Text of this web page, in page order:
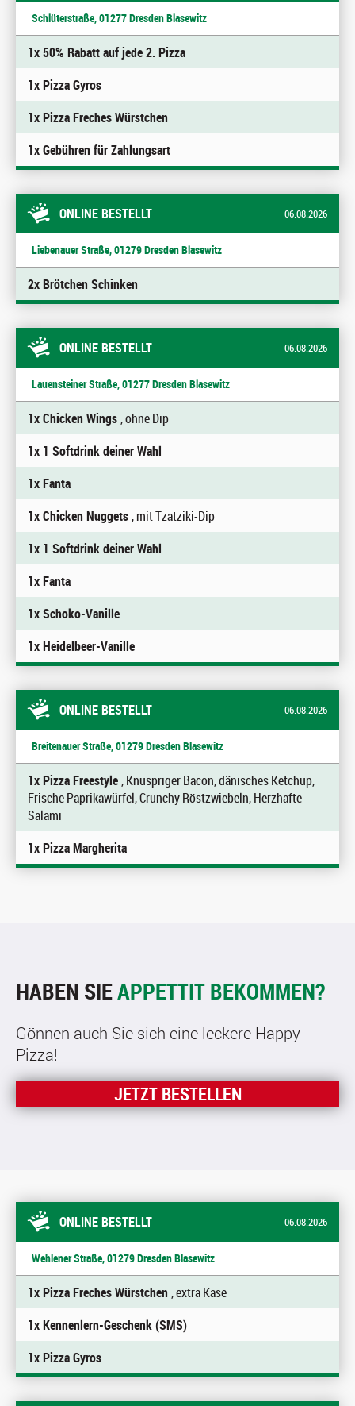
Schlüterstraße, 01277 Dresden Blasewitz
1x 50% Rabatt auf jede 2. Pizza
1x Pizza Gyros
1x Pizza Freches Würstchen
1x Gebühren für Zahlungsart
ONLINE BESTELLT 06.08.2026
Liebenauer Straße, 01279 Dresden Blasewitz
2x Brötchen Schinken
ONLINE BESTELLT 06.08.2026
Lauensteiner Straße, 01277 Dresden Blasewitz
1x Chicken Wings, ohne Dip
1x 1 Softdrink deiner Wahl
1x Fanta
1x Chicken Nuggets, mit Tzatziki-Dip
1x 1 Softdrink deiner Wahl
1x Fanta
1x Schoko-Vanille
1x Heidelbeer-Vanille
ONLINE BESTELLT 06.08.2026
Breitenauer Straße, 01279 Dresden Blasewitz
1x Pizza Freestyle, Knuspriger Bacon, dänisches Ketchup,
Frische Paprikawürfel, Crunchy Röstzwiebeln, Herzhafte
Salami
1x Pizza Margherita
HABEN SIEAPPETTIT BEKOMMEN?
Gönnen auch Sie sich eine leckere Happy
Pizza!
JETZT BESTELLEN
ONLINE BESTELLT 06.08.2026
Wehlener Straße, 01279 Dresden Blasewitz
1x Pizza Freches Würstchen, extra Käse
1x Kennenlern-Geschenk (SMS)
1x Pizza Gyros